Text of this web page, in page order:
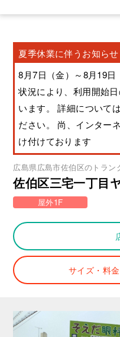
夏季休業に伴うお知らせ
8月7日（金）～8月19
状況により、利用開始
います。 詳細について
ださい。 尚、インター
け付けております
広島県広島市佐伯区のトラン
佐伯区三宅一丁目
屋外1F
サイズ・料